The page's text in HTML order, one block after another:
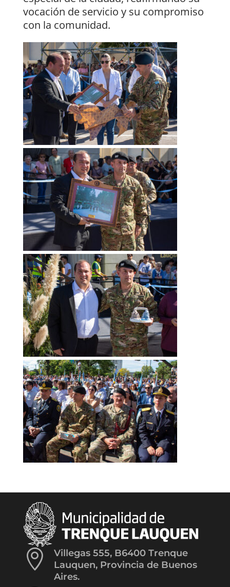
vocación de servicio y su compromiso
con la comunidad.

Villegas 555, B6400 Trenque
Lauquen, Provincia de Buenos
Aires.